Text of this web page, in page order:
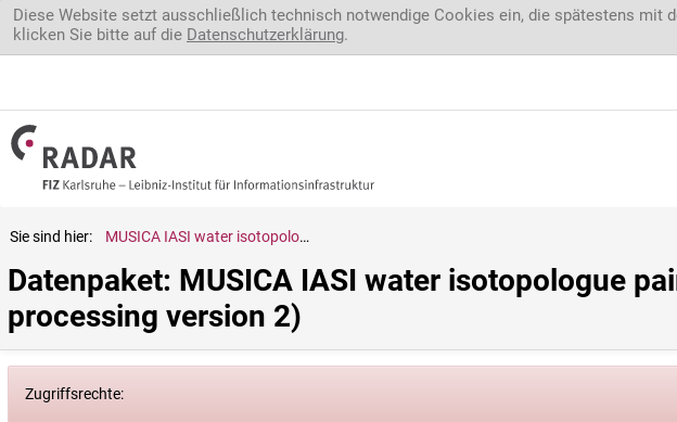
Direkt zum Inhalt
Diese Website setzt ausschließlich technisch notwendige Cookies ein, die spätestens mit
klicken Sie bitte auf die Datenschutzerklärung.
Sie sind hier: MUSICA IASI water isotopologue pair product (a posteriori processing version 2)
Datenpaket: MUSICA IASI water isotopologue
processing version 2)
Zugriffsrechte: